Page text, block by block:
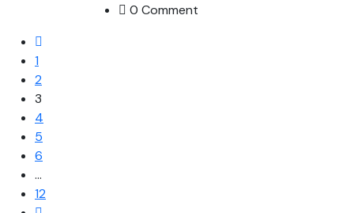
0 Comment
1
2
3
4
5
6
…
12